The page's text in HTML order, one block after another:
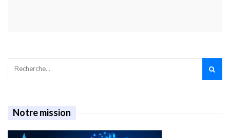
Notre mission